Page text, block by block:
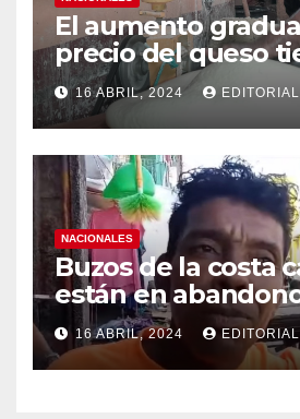
El aumento
precio del queso
efectos a las
16 ABRIL, 2024
NACIONALES
Buzos de la costa
están en
16 ABRIL, 2024